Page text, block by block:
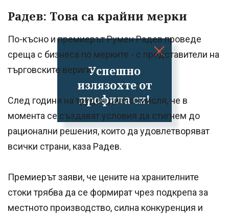
Успешно
излязохте от
профила си!
Радев: Това са крайни мерки
По-късно и премиерът Румен Радев проведе
среща с бизнеса по мерките - с представители на
търговските вериги.
След години на труден диалог мисля, че в
момента се създават условия да стигнем до
рационални решения, които да удовлетворяват
всички страни, каза Радев.
Премиерът заяви, че цените на хранителните
стоки трябва да се формират чрез подкрепа за
местното производство, силна конкуренция и